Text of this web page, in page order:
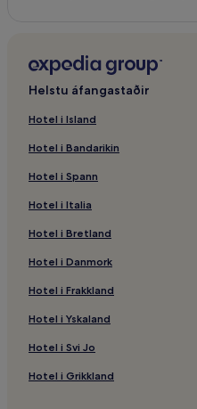
Helstu áfangastaðir
Hotel i Island
Hotel i Bandarikin
Hotel i Spann
Hotel i Italia
Hotel i Bretland
Hotel i Danmork
Hotel i Frakkland
Hotel i Yskaland
Hotel i Svi Jo
Hotel i Grikkland